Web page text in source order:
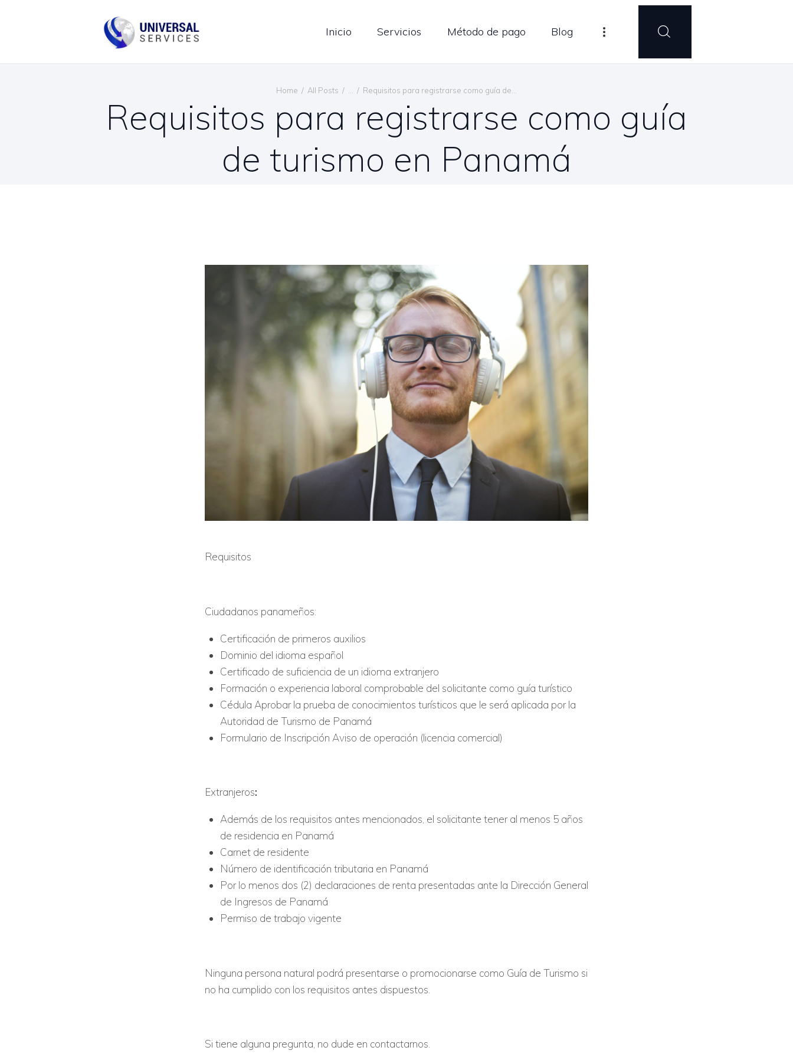
Inicio Servicios Método de pago Blog
Home All Posts Requisitos para registrarse como guía de...
Requisitos para registrarse como guía
de turismo en Panamá
Requisitos
Ciudadanos panameños:
Certificación de primeros auxilios
Dominio del idioma español
Certificado de suficiencia de un idioma extranjero
Formación o experiencia laboral comprobable del solicitante como guía turístico
Cédula Aprobar la prueba de conocimientos turísticos que le será aplicada por la
Autoridad de Turismo de Panamá
Formulario de Inscripción Aviso de operación (licencia comercial)
Extranjeros:
Además de los requisitos antes mencionados, el solicitante tener al menos 5 años
de residencia en Panamá
Carnet de residente
Número de identificación tributaria en Panamá
Por lo menos dos (2) declaraciones de renta presentadas ante la Dirección General
de Ingresos de Panamá
Permiso de trabajo vigente
Ninguna persona natural podrá presentarse o promocionarse como Guía de Turismo si
no ha cumplido con los requisitos antes dispuestos.
Si tiene alguna pregunta, no dude en contactarnos.